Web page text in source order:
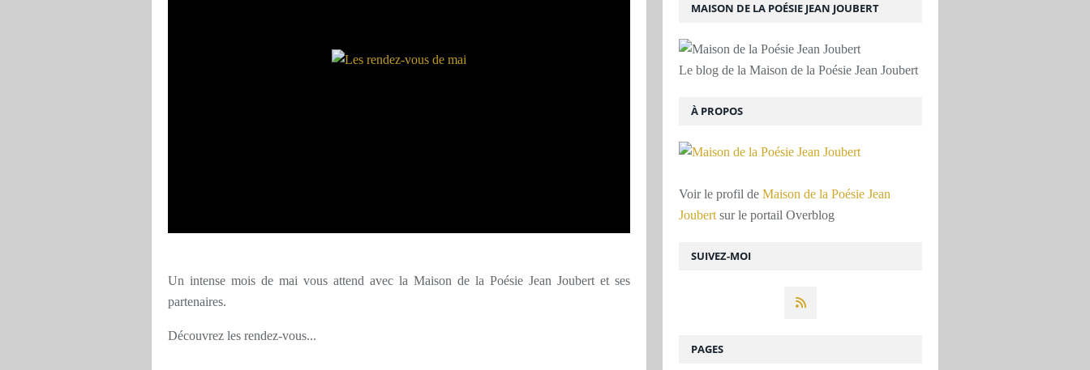
Un intense mois de mai vous attend avec la Maison de la Poésie Jean Joubert et ses
partenaires.
Découvrez les rendez-vous...
SUIVEZ-MOI
MAISON DE LA POÉSIE JEAN JOUBERT
Le blog de la Maison de la Poésie Jean Joubert
À PROPOS
Voir le profil de Maison de la Poésie Jean
Joubert sur le portail Overblog
PAGES